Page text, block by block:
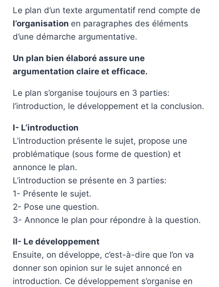
Le plan d’un texte argumentatif rend compte de
l’organisation en paragraphes des éléments
d’une démarche argumentative.
Un plan bien élaboré assure une
argumentation claire et efficace.
Le plan s’organise toujours en 3 parties:
l’introduction, le développement et la conclusion.
I- L’introduction
L’introduction présente le sujet, propose une
problématique (sous forme de question) et
annonce le plan.
L’introduction se présente en 3 parties:
1- Présente le sujet.
2- Pose une question.
3- Annonce le plan pour répondre à la question.
II- Le développement
Ensuite, on développe, c’est-à-dire que l’on va
donner son opinion sur le sujet annoncé en
introduction. Ce développement s’organise en